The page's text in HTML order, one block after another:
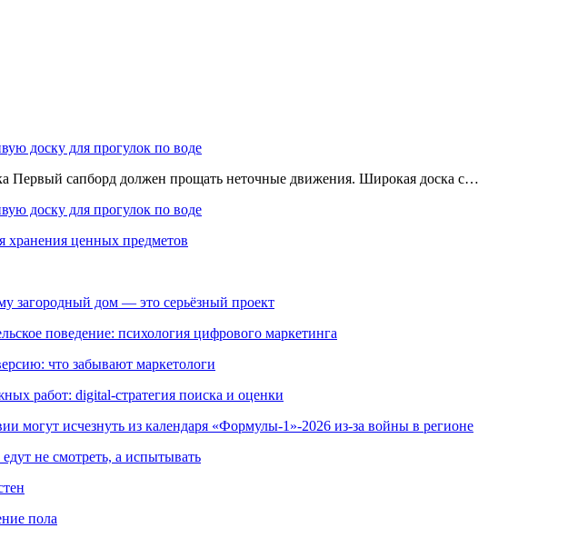
доску для прогулок по воде
Первый сапборд должен прощать неточные движения. Широкая доска с…
доску для прогулок по воде
хранения ценных предметов
загородный дом — это серьёзный проект
поведение: психология цифрового маркетинга
что забывают маркетологи
работ: digital-стратегия поиска и оценки
могут исчезнуть из календаря «Формулы-1»-2026 из-за войны в регионе
не смотреть, а испытывать
пола